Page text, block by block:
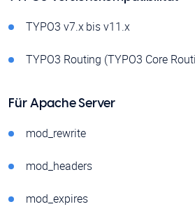
TYPO3 v7.x bis v11.x
TYPO3 Routing (TYPO3 Core
Für Apache Server
mod_rewrite
mod_headers
mod_expires